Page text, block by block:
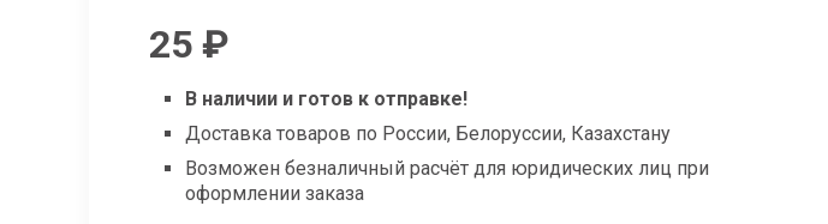
25 ₽
В наличии и готов к отправке!
Доставка товаров по России, Белоруссии, Казахстану
Возможен безналичный расчёт для юридических лиц при
оформлении заказа